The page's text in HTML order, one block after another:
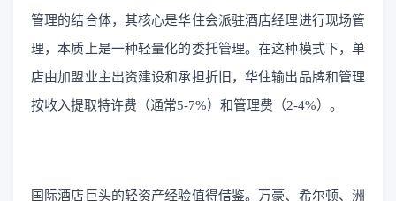
管理的结合体，其核心是华住会派驻酒店经理进行现场管
理，本质上是一种轻量化的委托管理。在这种模式下，单
店由加盟业主出资建设和承担折旧，华住输出品牌和管理
按收入提取特许费（通常5-7%）和管理费（2-4%）。
国际酒店巨头的轻资产经验值得借鉴。万豪、希尔顿、洲